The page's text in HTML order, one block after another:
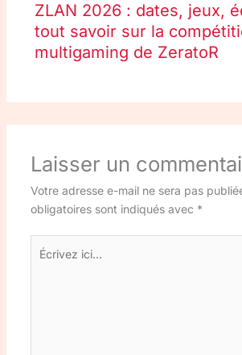
ZLAN 2026 : dates, jeux,
tout savoir sur la
multigaming de ZeratoR
Laisser un
Votre adresse e-mail ne sera pas
obligatoires sont indiqués avec *
ici…